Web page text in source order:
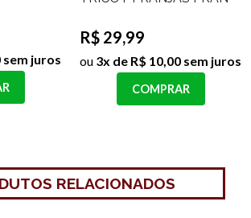
sem juros
R$ 29,99
ou 3x de R$ 10,00 sem juros
COMPRAR
RELACIONADOS